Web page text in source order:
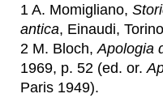
1 A. Momigliano,
antica, Einaudi,
2 M. Bloch,Apologia
1969, p. 52 (ed. or.
Paris 1949).